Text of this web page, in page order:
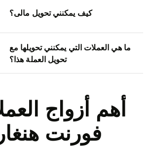
كيف يمكنني تحويل مالى؟
ما هي العملات التي يمكنني تحويلها مع
تحويل العملة هذا؟
أهم أزواج
فورنت